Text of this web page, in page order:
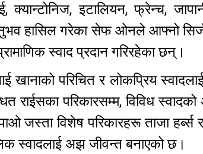
क्यान्टोनिज, इटालियन, फ्रेन्च,
हासिल गरेका सेफ ओनले आफ्नो
स्वाद प्रदान गरिरहेका छन्।
खानाको परिचित र लोकप्रिय
राईसका परिकारसम्म, विविध
जस्ता विशेष परिकारहरू ताजा हर्ब्स
स्वादलाई अझ जीवन्त बनाएको छ।